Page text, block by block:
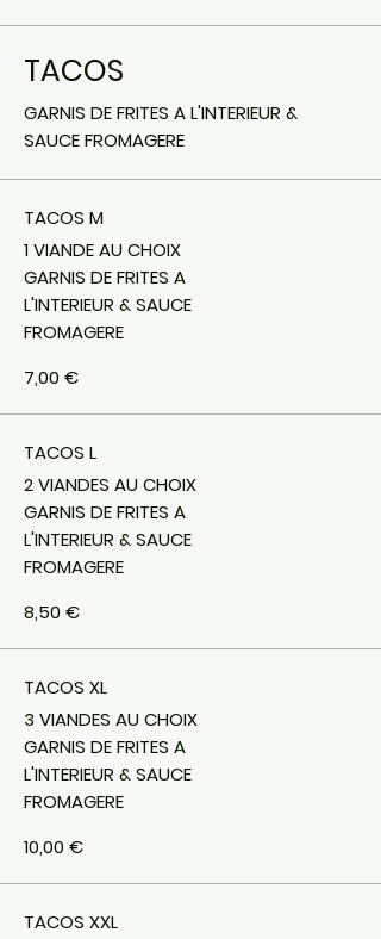
TACOS
GARNIS DE FRITES A L'INTERIEUR &
SAUCE FROMAGERE
TACOS M
1 VIANDE AU CHOIX
GARNIS DE FRITES A
L'INTERIEUR & SAUCE
FROMAGERE
7,00 €
TACOS L
2 VIANDES AU CHOIX
GARNIS DE FRITES A
L'INTERIEUR & SAUCE
FROMAGERE
8,50 €
TACOS XL
3 VIANDES AU CHOIX
GARNIS DE FRITES A
L'INTERIEUR & SAUCE
FROMAGERE
10,00 €
TACOS XXL